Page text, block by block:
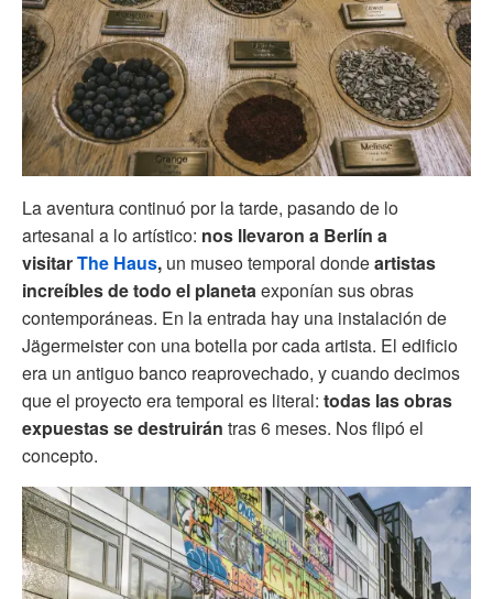
La aventura continuó por la tarde, pasando de lo
artesanal a lo artístico: nos llevaron a Berlín a
visitarThe Haus, un museo temporal dondeartistas
increíbles de todo el planetaexponían sus obras
contemporáneas. En la entrada hay una instalación de
Jägermeister con una botella por cada artista. El edificio
era un antiguo banco reaprovechado, y cuando decimos
que el proyecto era temporal es literal: todas las obras
expuestas se destruirán tras 6 meses. Nos flipó el
concepto.